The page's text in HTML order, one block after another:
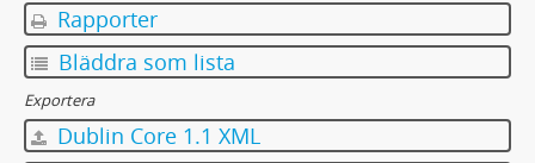
Rapporter
Bläddra som lista
Exportera
Dublin Core 1.1 XML